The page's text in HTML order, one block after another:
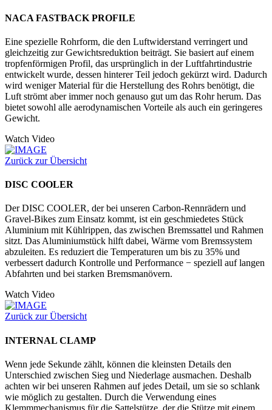
NACA FASTBACK PROFILE
Eine spezielle Rohrform, die den Luftwiderstand verringert und
gleichzeitig zur Gewichtsreduktion beiträgt. Sie basiert auf einem
tropfenförmigen Profil, das ursprünglich in der Luftfahrtindustrie
entwickelt wurde, dessen hinterer Teil jedoch gekürzt wird. Dadurch
wird weniger Material für die Herstellung des Rohrs benötigt, die
Luft strömt aber immer noch genauso gut um das Rohr herum. Das
bietet sowohl alle aerodynamischen Vorteile als auch ein geringeres
Gewicht.
Watch Video
Zurück zur Übersicht
DISC COOLER
Der DISC COOLER, der bei unseren Carbon-Rennrädern und
Gravel-Bikes zum Einsatz kommt, ist ein geschmiedetes Stück
Aluminium mit Kühlrippen, das zwischen Bremssattel und Rahmen
sitzt. Das Aluminiumstück hilft dabei, Wärme vom Bremssystem
abzuleiten. Es reduziert die Temperaturen um bis zu 35% und
verbessert dadurch Kontrolle und Performance − speziell auf langen
Abfahrten und bei starken Bremsmanövern.
Watch Video
Zurück zur Übersicht
INTERNAL CLAMP
Wenn jede Sekunde zählt, können die kleinsten Details den
Unterschied zwischen Sieg und Niederlage ausmachen. Deshalb
achten wir bei unseren Rahmen auf jedes Detail, um sie so schlank
wie möglich zu gestalten. Durch die Verwendung eines
Klemmmechanismus für die Sattelstütze, der die Stütze mit einem